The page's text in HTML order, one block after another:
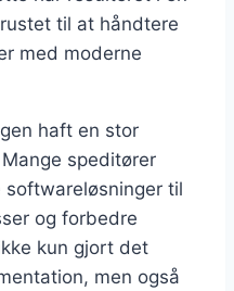
til at håndtere
med moderne
haft en stor
speditører
softwareløsninger til
og forbedre
kun gjort det
men også